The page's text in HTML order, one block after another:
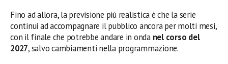
Fino ad allora, la previsione più realistica è che la serie
continui ad accompagnare il pubblico ancora per molti mesi,
con il finale che potrebbe andare in onda nel corso del
2027, salvo cambiamenti nella programmazione.